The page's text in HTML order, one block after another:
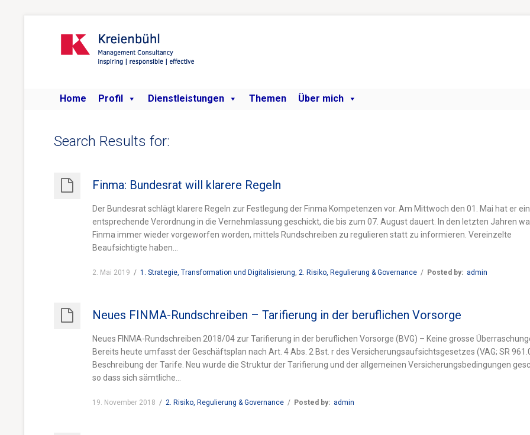
Home Profil Dienstleistungen Themen Über mich
Search Results for:
Finma: Bundesrat will klarere Regeln
Der Bundesrat schlägt klarere Regeln zur Festlegung der Finma Kompetenzen vor. Am Mittwoch den 01. Mai hat er
entsprechende Verordnung in die Vernehmlassung geschickt, die bis zum 07. August dauert. In den letzten Jahren
Finma immer wieder vorgeworfen worden, mittels Rundschreiben zu regulieren statt zu informieren. Vereinzelte
Beaufsichtigte haben...
2. Mai 2019 / 1. Strategie, Transformation und Digitalisierung,2. Risiko, Regulierung & Governance / Posted by: admin
Neues FINMA-Rundschreiben – Tarifierung in der beruflichen Vorsorge
Neues FINMA-Rundschreiben 2018/04 zur Tarifierung in der beruflichen Vorsorge (BVG) – Keine grosse
Bereits heute umfasst der Geschäftsplan nach Art. 4 Abs. 2 Bst. r des Versicherungsaufsichtsgesetzes (VAG; SR
Beschreibung der Tarife. Neu wurde die Struktur der Tarifierung und der allgemeinen Versicherungsbedingungen
so dass sich sämtliche...
19. November 2018 / 2. Risiko, Regulierung & Governance / Posted by: admin